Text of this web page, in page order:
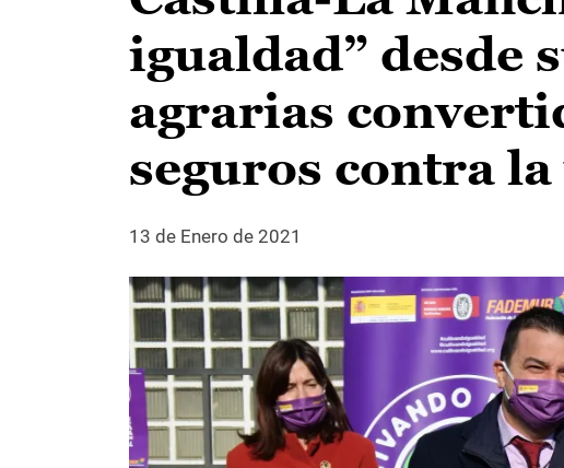
igualdad” desde
agrarias
seguros contra
13 de Enero de 2021